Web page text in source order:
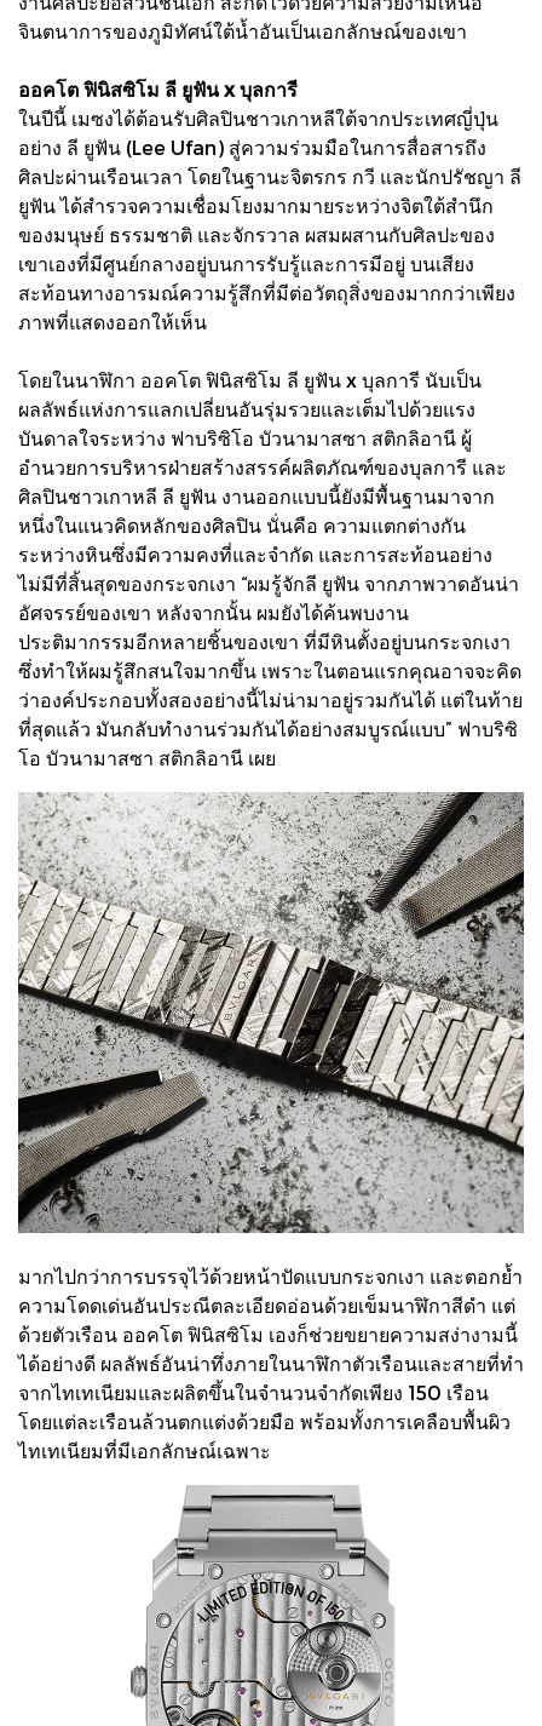
จินตนาการของภูมิทัศน์ใต้น้ำอันเป็นเอกลักษณ์ของเขา
ออคโต ฟินิสซิโม ลี ยูฟัน x บุลการี
ในปีนี้ เมซงได้ต้อนรับศิลปินชาวเกาหลีใต้จากประเทศญี่ปุ่น
อย่าง ลี ยูฟัน (Lee Ufan) สู่ความร่วมมือในการสื่อสารถึง
ศิลปะผ่านเรือนเวลา โดยในฐานะจิตรกร กวี และนักปรัชญา ลี
ยูฟัน ได้สำรวจความเชื่อมโยงมากมายระหว่างจิตใต้สำนึก
ของมนุษย์ ธรรมชาติ และจักรวาล ผสมผสานกับศิลปะของ
เขาเองที่มีศูนย์กลางอยู่บนการรับรู้และการมีอยู่ บนเสียง
สะท้อนทางอารมณ์ความรู้สึกที่มีต่อวัตถุสิ่งของมากกว่าเพียง
ภาพที่แสดงออกให้เห็น
โดยในนาฬิกา ออคโต ฟินิสซิโม ลี ยูฟัน x บุลการี นับเป็น
ผลลัพธ์แห่งการแลกเปลี่ยนอันรุ่มรวยและเต็มไปด้วยแรง
บันดาลใจระหว่าง ฟาบริซิโอ บัวนามาสซา สติกลิอานี ผู้
อำนวยการบริหารฝ่ายสร้างสรรค์ผลิตภัณฑ์ของบุลการี และ
ศิลปินชาวเกาหลี ลี ยูฟัน งานออกแบบนี้ยังมีพื้นฐานมาจาก
หนึ่งในแนวคิดหลักของศิลปิน นั่นคือ ความแตกต่างกัน
ระหว่างหินซึ่งมีความคงที่และจำกัด และการสะท้อนอย่าง
ไม่มีที่สิ้นสุดของกระจกเงา “ผมรู้จักลี ยูฟัน จากภาพวาดอันน่า
อัศจรรย์ของเขา หลังจากนั้น ผมยังได้ค้นพบงาน
ประติมากรรมอีกหลายชิ้นของเขา ที่มีหินตั้งอยู่บนกระจกเงา
ซึ่งทำให้ผมรู้สึกสนใจมากขึ้น เพราะในตอนแรกคุณอาจจะคิด
ว่าองค์ประกอบทั้งสองอย่างนี้ไม่น่ามาอยู่รวมกันได้ แต่ในท้าย
ที่สุดแล้ว มันกลับทำงานร่วมกันได้อย่างสมบูรณ์แบบ” ฟาบริซิ
โอ บัวนามาสซา สติกลิอานี เผย
มากไปกว่าการบรรจุไว้ด้วยหน้าปัดแบบกระจกเงา และตอกย้ำ
ความโดดเด่นอันประณีตละเอียดอ่อนด้วยเข็มนาฬิกาสีดำ แต่
ด้วยตัวเรือน ออคโต ฟินิสซิโม เองก็ช่วยขยายความสง่างามนี้
ได้อย่างดี ผลลัพธ์อันน่าทึ่งภายในนาฬิกาตัวเรือนและสายที่ทำ
จากไทเทเนียมและผลิตขึ้นในจำนวนจำกัดเพียง 150 เรือน
โดยแต่ละเรือนล้วนตกแต่งด้วยมือ พร้อมทั้งการเคลือบพื้นผิว
ไทเทเนียมที่มีเอกลักษณ์เฉพาะ